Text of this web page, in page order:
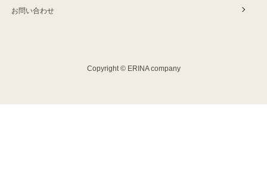
お問い合わせ
Copyright © ERINA company